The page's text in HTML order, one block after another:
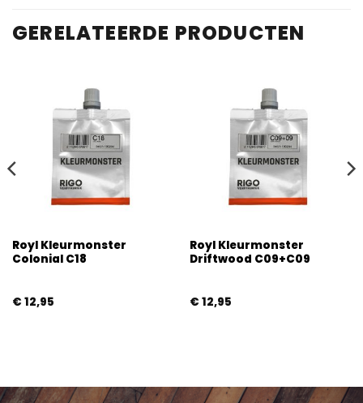
GERELATEERDE PRODUCTEN
Royl Kleurmonster
Colonial C18
€ 12,95
Royl Kleurmonster
Driftwood C09+C09
€ 12,95